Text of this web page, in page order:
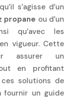
s’agisse d’un
propane ou d’un
qu’avec les
vigueur. Cette
assurer un
en profitant
solutions de
fournir un guide